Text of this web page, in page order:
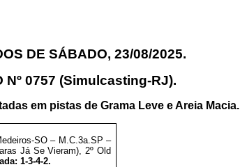
DE SÁBADO, 23/08/2025.
Nº 0757 (Simulcasting-RJ).
em pistas de Grama Leve e Areia Macia.
SO – M.C.3a.SP –
Já Se Vieram), 2º Old
1-3-4-2.